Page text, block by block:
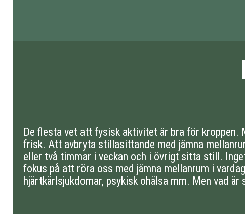
De flesta vet att fysisk aktivitet är bra för
frisk. Att avbryta stillasittande med jämna
eller två timmar i veckan och i övrigt sitta still.
fokus på att röra oss med jämna mellanrum i
hjärtkärlsjukdomar, psykisk ohälsa mm. Men vad